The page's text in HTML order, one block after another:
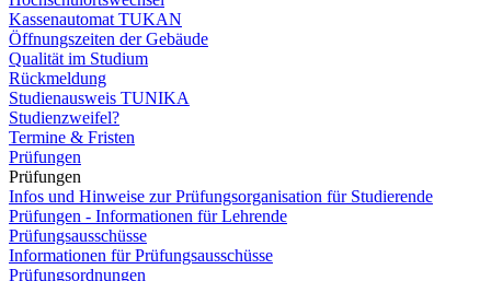
Kassenautomat TUKAN
Öffnungszeiten der Gebäude
Qualität im Studium
Rückmeldung
Studienausweis TUNIKA
Studienzweifel?
Termine & Fristen
Prüfungen
Prüfungen
Infos und Hinweise zur Prüfungsorganisation für Studierende
Prüfungen - Informationen für Lehrende
Prüfungsausschüsse
Informationen für Prüfungsausschüsse
Prüfungsordnungen